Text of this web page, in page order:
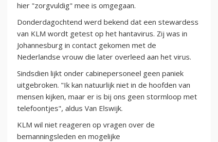
hier "zorgvuldig" mee is omgegaan.
Donderdagochtend werd bekend dat een stewardess
van KLM wordt getest op het hantavirus. Zij was in
Johannesburg in contact gekomen met de
Nederlandse vrouw die later overleed aan het virus.
Sindsdien lijkt onder cabinepersoneel geen paniek
uitgebroken. "Ik kan natuurlijk niet in de hoofden van
mensen kijken, maar er is bij ons geen stormloop met
telefoontjes", aldus Van Elswijk.
KLM wil niet reageren op vragen over de
bemanningsleden en mogelijke